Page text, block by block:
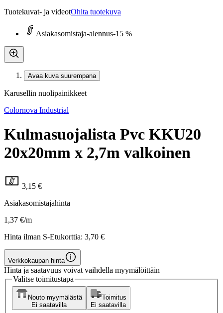
Tuotekuvat- ja videotOhita tuotekuva
Asiakasomistaja-alennus-15 %
Avaa kuva suurempana
Karusellin nuolipainikkeet
Colornova Industrial
Kulmasuojalista Pvc KKU20
20x20mm x 2,7m valkoinen
3,15 €
Asiakasomistajahinta
1,37 €/m
Hinta ilman S-Etukorttia: 3,70 €
Verkkokaupan hinta
Hinta ja saatavuus voivat vaihdella myymälöittäin
Valitse toimitustapa
Nouto myymälästä
Ei saatavilla
Toimitus
Ei saatavilla